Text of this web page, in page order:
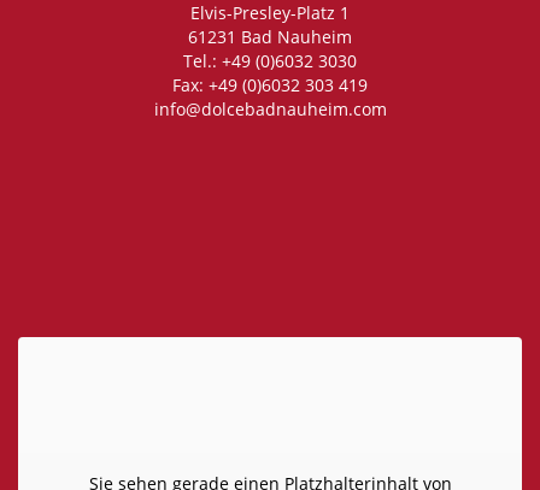
Elvis-Presley-Platz 1
61231 Bad Nauheim
Tel.: +49 (0)6032 3030
Fax: +49 (0)6032 303 419
info@dolcebadnauheim.com
Sie sehen gerade einen Platzhalterinhalt von